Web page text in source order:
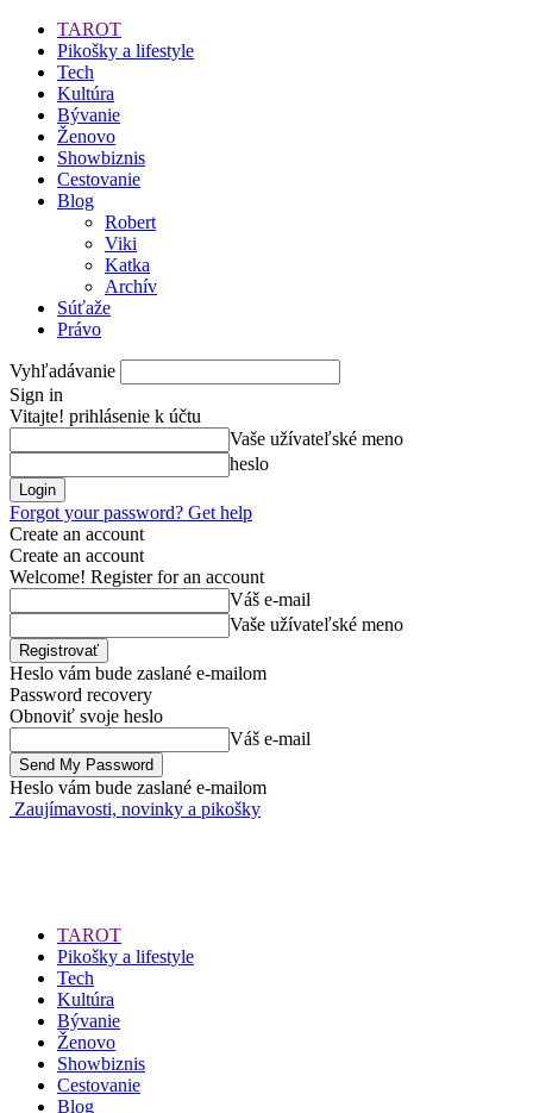
TAROT
Pikošky a lifestyle
Tech
Kultúra
Bývanie
Ženovo
Showbiznis
Cestovanie
Blog
Robert
Viki
Katka
Archív
Súťaže
Právo
Vyhľadávanie
Sign in
Vitajte! prihlásenie k účtu
Vaše užívateľské meno
heslo
Forgot your password? Get help
Create an account
Create an account
Welcome! Register for an account
Váš e-mail
Vaše užívateľské meno
Heslo vám bude zaslané e-mailom
Password recovery
Obnoviť svoje heslo
Váš e-mail
Heslo vám bude zaslané e-mailom
Zaujímavosti, novinky a pikošky
TAROT
Pikošky a lifestyle
Tech
Kultúra
Bývanie
Ženovo
Showbiznis
Cestovanie
Blog